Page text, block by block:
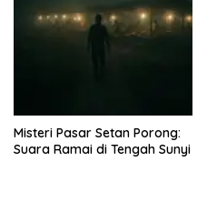
Misteri Pasar Setan Porong:
Suara Ramai di Tengah Sunyi